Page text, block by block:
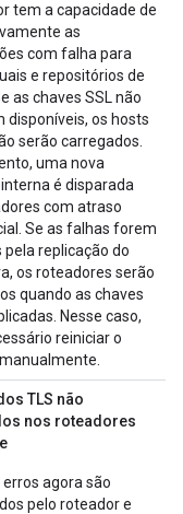
tem a capacidade de
as
com falha para
e repositórios de
as chaves SSL não
disponíveis, os hosts
serão carregados.
uma nova
é disparada
com atraso
Se as falhas forem
pela replicação do
os roteadores serão
quando as chaves
Nesse caso,
reiniciar o
TLS não
nos roteadores
erros agora são
pelo roteador e